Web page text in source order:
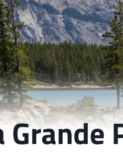
Grande